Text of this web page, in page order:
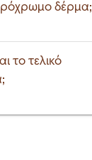
δέρμα;
το τελικό